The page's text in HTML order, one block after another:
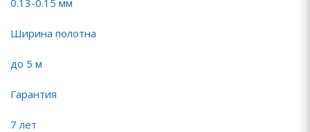
0.13-0.15 мм
Ширина полотна
до 5 м
Гарантия
7 лет